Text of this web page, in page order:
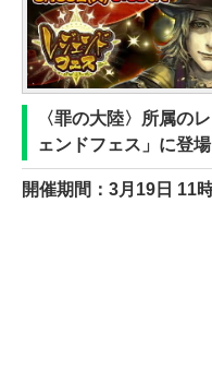
〈罪の大陸〉所属の
ェンドフェス」に登場
開催期間：3月19日 11